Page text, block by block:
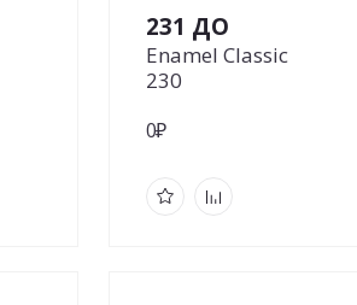
231 ДО
Enamel Classic
230
0₽